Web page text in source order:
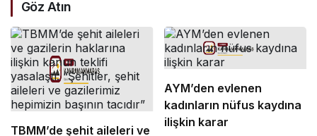
Göz Atın
TBMM’de şehit aileleri ve
AYM’den evlenen
kadınların nüfus kaydına
ilişkin karar